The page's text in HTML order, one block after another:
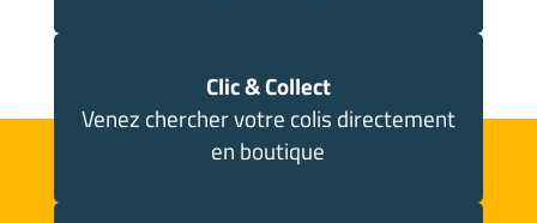
Clic & Collect
Venez chercher votre colis directement
en boutique